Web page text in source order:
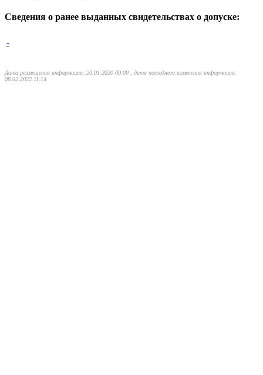
Сведения о ранее выданных свидетельствах о допуске:
-
Дата размещения информации: 20.01.2020 00:00 , дата последнего изменения информации:
08.02.2022 11:14